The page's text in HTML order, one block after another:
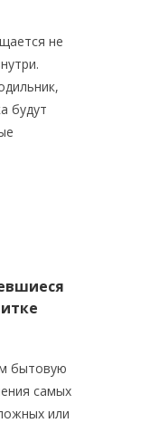
не
будут
бытовую
самых
или